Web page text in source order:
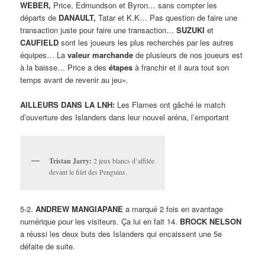
WEBER, Price, Edmundson et Byron… sans compter les
départs de DANAULT, Tatar et K.K… Pas question de faire une
transaction juste pour faire une transaction…SUZUKI et
CAUFIELD sont les joueurs les plus recherchés par les autres
équipes… Lavaleur marchande de plusieurs de nos joueurs est
à la baisse… Price a desétapes à franchir et il aura tout son
temps avant de revenir au jeu».
AILLEURS DANS LA LNH: Les Flames ont gâché le match
d’ouverture des Islanders dans leur nouvel aréna, l’emportant
Tristan Jarry: 2 jeux blancs d’affilée
devant le filet des Penguins.
5-2.ANDREW MANGIAPANE a marqué 2 fois en avantage
numérique pour les visiteurs. Ça lui en fait 14. BROCK NELSON
a réussi les deux buts des Islanders qui encaissent une 5e
défaite de suite.